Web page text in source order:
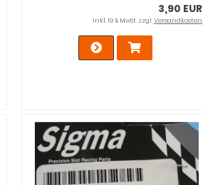
3,90 EUR
inkl. 19 % MwSt. zzgl.Versandkosten